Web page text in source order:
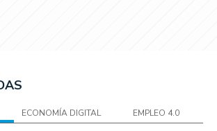
ECONOMÍA DIGITAL EMPLEO 4.0